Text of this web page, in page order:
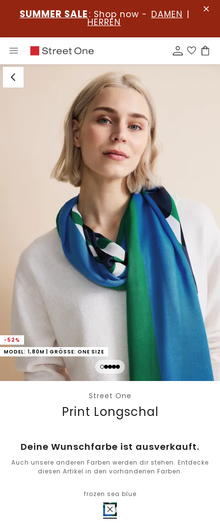
SUMMER SALE : Shop now - DAMEN |
HERREN
-52%
MODEL: 1,80M | GRÖSSE: ONE SIZE
Street One
Print Longschal
Deine Wunschfarbe ist ausverkauft.
Auch unsere anderen Farben werden dir stehen. Entdecke
diesen Artikel in den vorhandenen Farben.
frozen sea blue